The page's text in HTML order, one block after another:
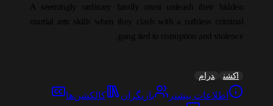
A seemingly ordinary family must unleash their hidden
martial arts skills when they clash with a ruthless criminal
gang tied to corruption and violence.
اکشن درام
اطلاعات بیشتر بازیگران
کالکشن‌ها